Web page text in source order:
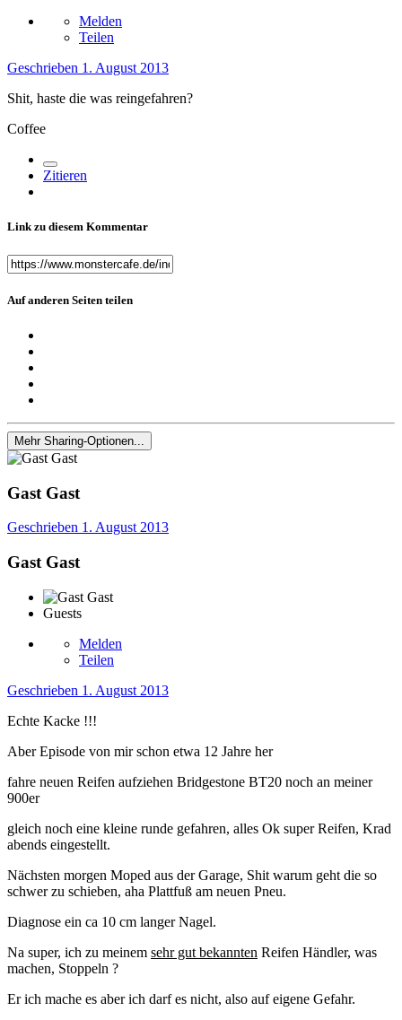
Melden
Teilen
Geschrieben 1. August 2013
Shit, haste die was reingefahren?
Coffee
Zitieren
Link zu diesem Kommentar
Auf anderen Seiten teilen
Mehr Sharing-Optionen...
Gast Gast
Geschrieben 1. August 2013
Gast Gast
Guests
Melden
Teilen
Geschrieben 1. August 2013
Echte Kacke !!!
Aber Episode von mir schon etwa 12 Jahre her
fahre neuen Reifen aufziehen Bridgestone BT20 noch an meiner
900er
gleich noch eine kleine runde gefahren, alles Ok super Reifen, Krad
abends eingestellt.
Nächsten morgen Moped aus der Garage, Shit warum geht die so
schwer zu schieben, aha Plattfuß am neuen Pneu.
Diagnose ein ca 10 cm langer Nagel.
Na super, ich zu meinem sehr gut bekannten Reifen Händler, was
machen, Stoppeln ?
Er ich mache es aber ich darf es nicht, also auf eigene Gefahr.